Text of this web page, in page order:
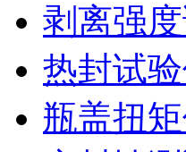
剥离强
热封试
瓶盖扭